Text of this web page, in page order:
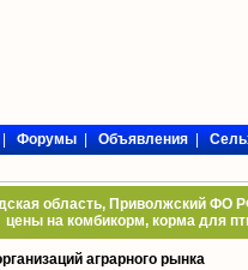
Форумы|Объявления|
область, Приволжский ФО
цены на комбикорм, корма для
аграрного рынка